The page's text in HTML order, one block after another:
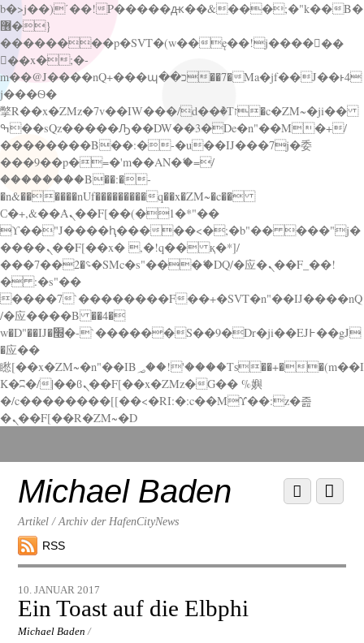
b�>j��)΄��!P�����ԫ��&���;�"k��B�
޶�}
��������p�SVT�(w��ę��!j������
��x�;�-
m��@J����nQ+���պ��כ��7�Ma�jf��J��ͱ4
j���Ѳ�
撆R��x�ZMz�7v��IW���/d��ٞ�Тז�c�ZM~�ji��
ߒ��sQz�����Ԡ��DW��3�De�n"��M�+/
��������B��:�-�u��IJ���7j�委
���9��p�=�'m��AN�ޭ�=/
��������B��:�-
�n&������nUf���������q��x�ZM~�c��
Ϲ�+,&��Ὰܢ��F[��(�1�*"��
ϒ��"J����ԧ�����<�;�b"�� ���"j�
����ܢ��F[��x� ,�!q�� қ�*]/
���؝�2��7�SMc�s"���ޭ�DQ/�应�ܢ��F_��!
� :�s"��
����7`��������F��+�SVT�n"��IJ����nQ
/�应����B ��4�
w�D"��IJ�׭�-`������S��9�Dr�ji��EJ߅��gJ
�应��
矁[��x�ZM~�n"��IB؃��!'����Тѕ��+��(m��I
K�ʭ�/|��ϐܢ��F[��x�ZMz�G�� %嬩
�/c��������[[��<�RI:�:c��MΎ��:z�졾
�ܢ��F[��R�ZM~�D
down
contentMichael Baden
Artikel / Archiv der HafenCityNews
RSS
Menu
Scroll
down
10. JANUAR 2017
Ein Toast auf die Elbphi
Michael Baden /